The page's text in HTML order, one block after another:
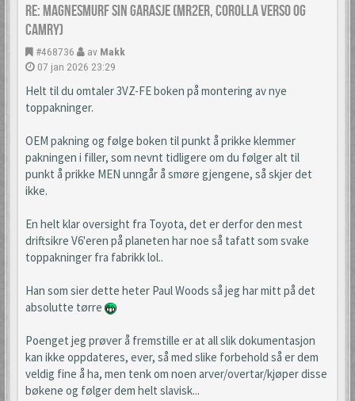
Re: Magnesmurf sin garasje (mr2er, corolla verso og
camry)
#468736 av Makk
07 jan 2026 23:29
Helt til du omtaler 3VZ-FE boken på montering av nye
toppakninger.
OEM pakning og følge boken til punkt å prikke klemmer
pakningen i filler, som nevnt tidligere om du følger alt til
punkt å prikke MEN unngår å smøre gjengene, så skjer det
ikke.
En helt klar oversight fra Toyota, det er derfor den mest
driftsikre V6'eren på planeten har noe så tafatt som svake
toppakninger fra fabrikk lol..
Han som sier dette heter Paul Woods så jeg har mitt på det
absolutte tørre
Poenget jeg prøver å fremstille er at all slik dokumentasjon
kan ikke oppdateres, ever, så med slike forbehold så er dem
veldig fine å ha, men tenk om noen arver/overtar/kjøper disse
bøkene og følger dem helt slavisk...